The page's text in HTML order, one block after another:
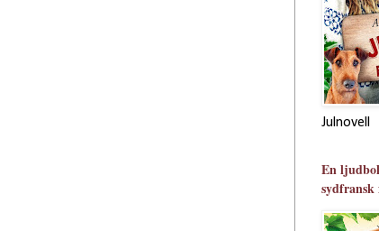
Julnovell
En
sydfransk